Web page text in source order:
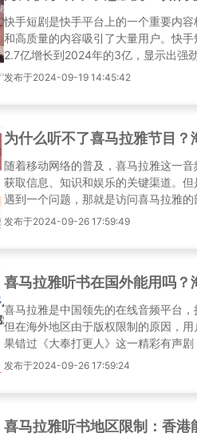
快手短剧是快手平台上的一个重要内
和高质量的内容吸引了大量用户。快
2.7亿增长到2024年的3亿，显示出强
于身处海外的用户来说，由于地区限
短剧。别担心，本文将为你介绍如何
无论身在何处，都能沉浸在快手的精彩
发布于2024-09-19 14:45:42
为什么听不了喜马拉雅节目？
随着移动网络的普及，喜马拉雅这一
获取信息、知识和娱乐的关键渠道。
遇到一个问题，那就是访问喜马拉雅
制，无法自由收听。本文将针对这一
决方法——利用Sixfast回国加速器，助
问题，轻松享受心仪的音频节目。
发布于2024-09-26 17:59:49
喜马拉雅听书在国外能用吗？
喜马拉雅是中国领先的在线音频平台，
但在海外地区由于版权限制的原因，
果错过《大奉打更人》这一精彩有声
遗憾。不过别担心，本文将提供以下
发布于2024-09-26 17:59:24
喜马拉雅听书地区限制：香港